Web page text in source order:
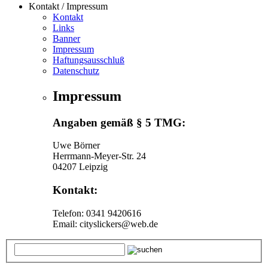
Kontakt / Impressum
Kontakt
Links
Banner
Impressum
Haftungsausschluß
Datenschutz
Impressum
Angaben gemäß § 5 TMG:
Uwe Börner
Herrmann-Meyer-Str. 24
04207 Leipzig
Kontakt:
Telefon: 0341 9420616
Email: cityslickers@web.de